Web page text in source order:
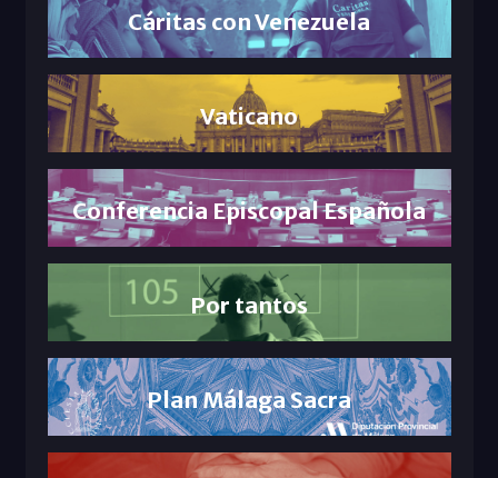
Cáritas con Venezuela
Vaticano
Conferencia Episcopal Española
Por tantos
Plan Málaga Sacra